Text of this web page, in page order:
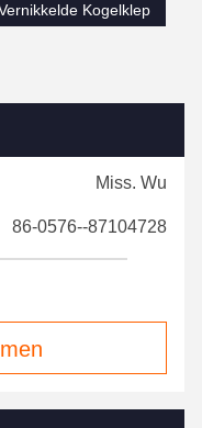
Kogelklep
Miss. Wu
86-0576--87104728